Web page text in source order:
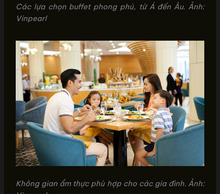
Các lựa chọn buffet phong phú, từ Á đến Âu. Ảnh:
Vinpearl
Không gian ẩm thực phù hợp cho các gia đình. Ảnh: